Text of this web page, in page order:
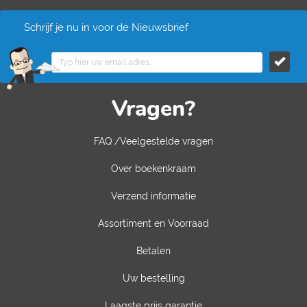
Schrijf je nu in voor de Nieuwsbrief
Vragen?
FAQ /Veelgestelde vragen
Over boekenkraam
Verzend informatie
Assortiment en Voorraad
Betalen
Uw bestelling